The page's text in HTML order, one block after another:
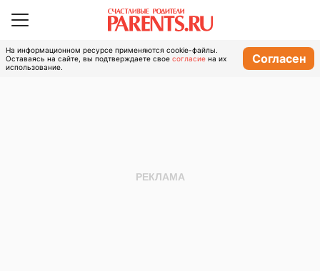
На информационном ресурсе применяются cookie-файлы.
Оставаясь на сайте, вы подтверждаете свое согласие на их
использование.
Согласен